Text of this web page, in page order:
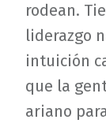
rodean.
liderazgo
intuición
que la
ariano